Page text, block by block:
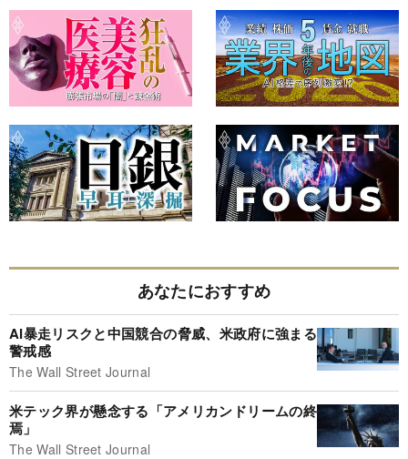
あなたにおすすめ
AI暴走リスクと中国競合の脅威、米政府に強まる
警戒感
The Wall Street Journal
米テック界が懸念する「アメリカンドリームの終
焉」
The Wall Street Journal